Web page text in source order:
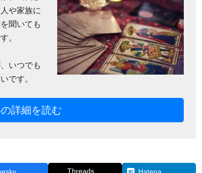
や家族に
聞いても
。
いつでも
です。
詳細を読む
Threads